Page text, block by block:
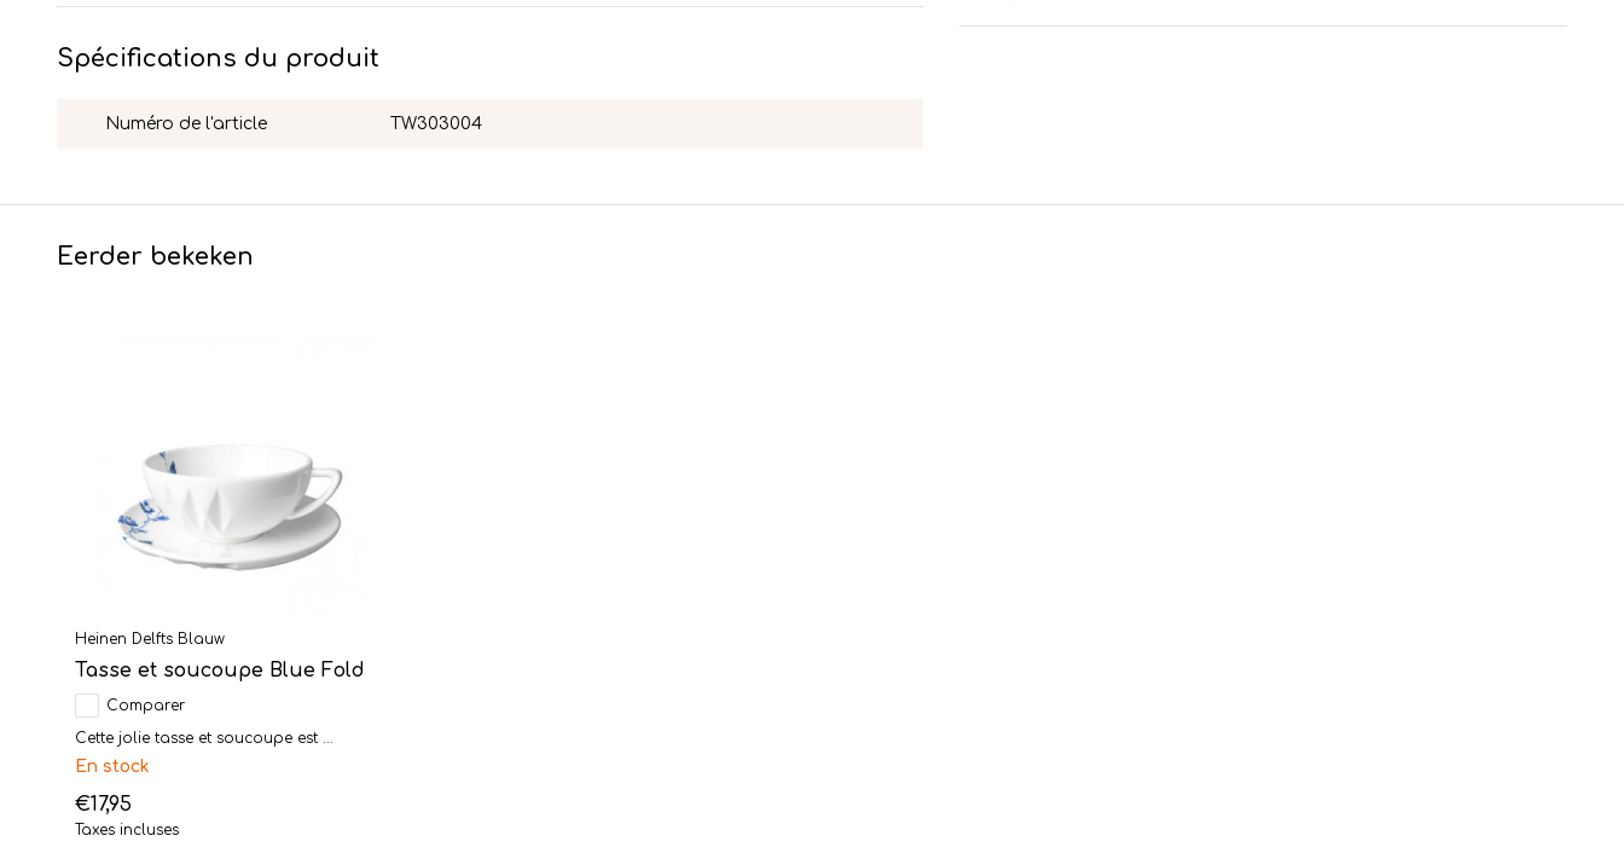
Spécifications du produit
Numéro de l'article TW303004
Eerder bekeken
Heinen Delfts Blauw
Tasse et soucoupe Blue Fold
Comparer
Cette jolie tasse et soucoupe est ...
En stock
€17,95
Taxes incluses